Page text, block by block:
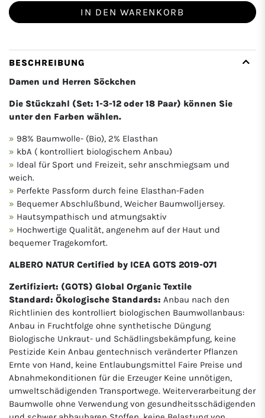
IN DEN WARENKORB
BESCHREIBUNG
Damen und Herren Söckchen
Die Stückzahl (Set: 1-3-12 oder 18 Paar) können Sie
unter den Farben wählen.
98% Baumwolle- (Bio), 2% Elasthan
kbA ( kontrolliert biologischem Anbau)
Ideal für Sport und Freizeit, sehr anschmiegsam und
weich.
Perfekte Passform durch feine Elasthan-Faden
Bequemer Abschlußbund, Weicher Baumwolljersey.
Hautsympathisch und atmungsaktiv
Hochwertige Qualität, angenehm auf der Haut und
bequemer Tragekomfort.
ALBERO NATUR Certified by ICEA GOTS 2019-071
Zertifiziert: (GOTS) Global Organic Textile
Standard: Ökologische Standards: Anbau nach den
Richtlinien des kontrolliert biologischen Baumwollanbaus:
Anbau in Fruchtfolge ohne synthetische Düngung
Biologische Unkraut- und Schädlingsbekämpfung, keine
Pestizide Kein Anbau gentechnisch veränderter Pflanzen
Ernte von Hand, keine Entlaubungsmittel Faire Preise und
Abnahmekonditionen für die Erzeuger Keine unnötigen,
umweltschädigenden Transportwege. Weiterverarbeitung der
Baumwolle ohne Verwendung von gesundheitsschädigenden